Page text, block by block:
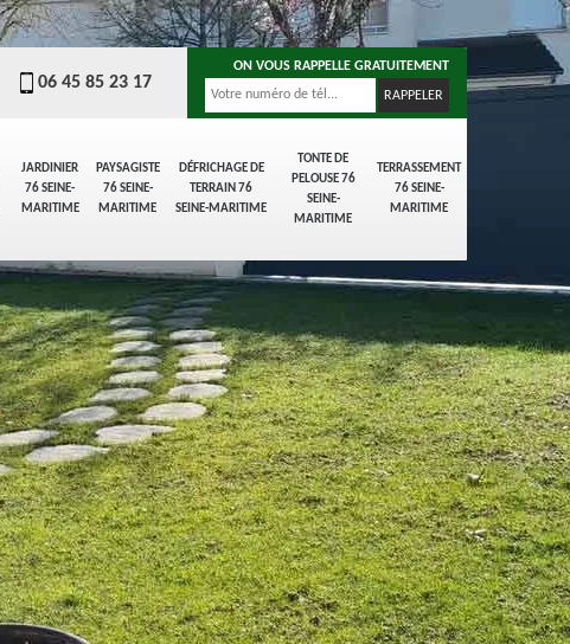
JARDINIER
76 SEINE-
MARITIME
PAYSAGISTE
76 SEINE-
MARITIME
DÉFRICHAGE DE
TERRAIN 76
SEINE-MARITIME
TONTE DE
PELOUSE 76
SEINE-
MARITIME
TERRASSEMENT
76 SEINE-
MARITIME
06 45 85 23 17
ON VOUS RAPPELLE GRATUITEMENT